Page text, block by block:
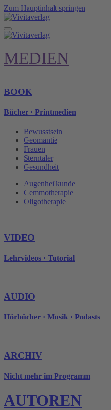
Zum Hauptinhalt springen
MEDIEN
BOOK
Bücher · Printmedien
Bewusstsein
Geomantie
Frauen
Sterntaler
Gesundheit
Augenheilkunde
Gemmotherapie
Oligotherapie
VIDEO
Lehrvideos · Tutorial
AUDIO
Hörbücher · Musik · Podasts
ARCHIV
Nicht mehr im Programm
AUTOREN